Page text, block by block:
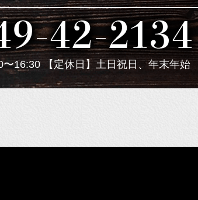
〜16:30 【定休日】土日祝日、年末年始